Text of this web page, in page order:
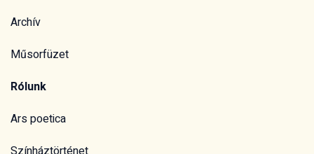
Archív
Műsorfüzet
Rólunk
Ars poetica